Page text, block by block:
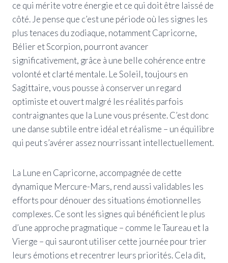
ce qui mérite votre énergie et ce qui doit être laissé de
côté. Je pense que c’est une période où les signes les
plus tenaces du zodiaque, notamment Capricorne,
Bélier et Scorpion, pourront avancer
significativement, grâce à une belle cohérence entre
volonté et clarté mentale. Le Soleil, toujours en
Sagittaire, vous pousse à conserver un regard
optimiste et ouvert malgré les réalités parfois
contraignantes que la Lune vous présente. C’est donc
une danse subtile entre idéal et réalisme – un équilibre
qui peut s’avérer assez nourrissant intellectuellement.
La Lune en Capricorne, accompagnée de cette
dynamique Mercure-Mars, rend aussi validables les
efforts pour dénouer des situations émotionnelles
complexes. Ce sont les signes qui bénéficient le plus
d’une approche pragmatique – comme le Taureau et la
Vierge – qui sauront utiliser cette journée pour trier
leurs émotions et recentrer leurs priorités. Cela dit,